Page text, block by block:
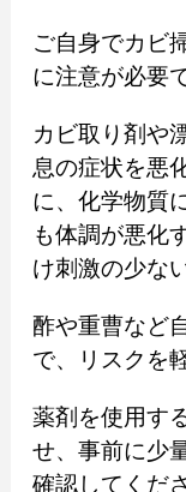
ご自身でカビ
に注意が必要
カビ取り剤や
息の症状を悪
に、化学物質
も体調が悪化
け刺激の少な
酢や重曹など
で、リスクを
薬剤を使用す
せ、事前に少
確認してくだ